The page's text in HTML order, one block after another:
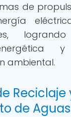
de
ambiental.
Reciclaje
de